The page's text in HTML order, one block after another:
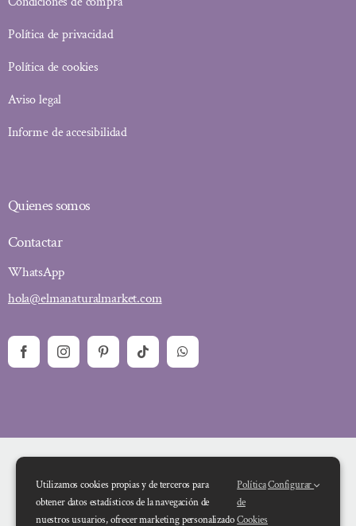
Política de privacidad
Política de cookies
Aviso legal
Informe de accesibilidad
Quienes somos
Contactar
WhatsApp
hola@elmanaturalmarket.com
Utilizamos cookies propias y de terceros para
obtener datos estadísticos de la navegación de
nuestros usuarios, ofrecer marketing personalizado
Política
de
Cookies
Configurar